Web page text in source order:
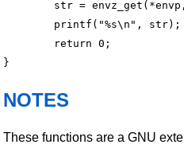
NOTES
These functions are a GNU